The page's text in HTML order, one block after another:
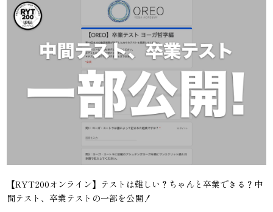
【RYT200オンライン】テストは難しい？ちゃんと卒業できる？中
間テスト、卒業テストの一部を公開！